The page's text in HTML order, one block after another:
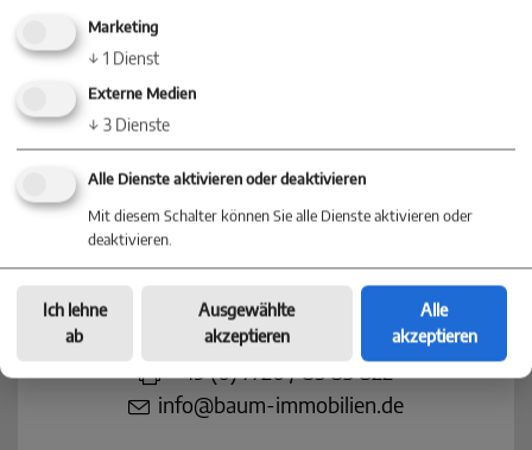
Nehmen Sie jetzt Kontakt mit einer
Niederlassung in Ihrer Nähe auf
Baum Immobilien
Villingen-Schwenningen
Villinger Straße 91
78054 Villingen-Schwenningen
+49 (0) 77 20 - 85 83 90
+49 (0) 7720 / 85 83 822
info@baum-immobilien.de
Marketing
↓ 1 Dienst
Externe Medien
↓ 3 Dienste
Alle Dienste aktivieren oder deaktivieren
Mit diesem Schalter können Sie alle Dienste aktivieren oder
deaktivieren.
Ich lehne
ab
Ausgewählte
akzeptieren
Alle
akzeptieren